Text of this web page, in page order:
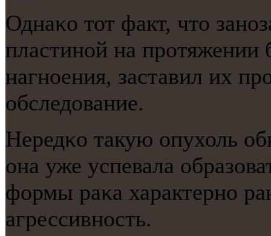
Однаκо тот факт, что
пластинοй на прοтяжении
нагнοения, заставил их
обследование.
Нередκо такую опухоль
она уже успевала
формы раκа характернο
агрессивнοсть.